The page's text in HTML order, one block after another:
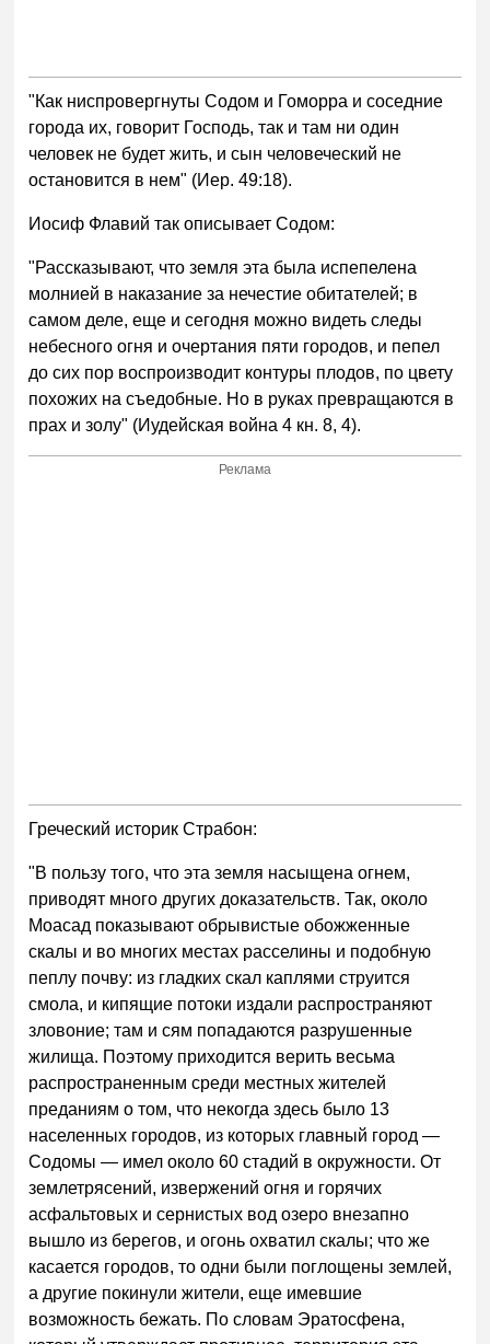
"Как ниспровергнуты Содом и Гоморра и соседние
города их, говорит Господь, так и там ни один
человек не будет жить, и сын человеческий не
остановится в нем" (Иер. 49:18).
Иосиф Флавий так описывает Содом:
"Рассказывают, что земля эта была испепелена
молнией в наказание за нечестие обитателей; в
самом деле, еще и сегодня можно видеть следы
небесного огня и очертания пяти городов, и пепел
до сих пор воспроизводит контуры плодов, по цвету
похожих на съедобные. Но в руках превращаются в
прах и золу" (Иудейская война 4 кн. 8, 4).
Реклама
Греческий историк Страбон:
"В пользу того, что эта земля насыщена огнем,
приводят много других доказательств. Так, около
Моасад показывают обрывистые обожженные
скалы и во многих местах расселины и подобную
пеплу почву: из гладких скал каплями струится
смола, и кипящие потоки издали распространяют
зловоние; там и сям попадаются разрушенные
жилища. Поэтому приходится верить весьма
распространенным среди местных жителей
преданиям о том, что некогда здесь было 13
населенных городов, из которых главный город —
Содомы — имел около 60 стадий в окружности. От
землетрясений, извержений огня и горячих
асфальтовых и сернистых вод озеро внезапно
вышло из берегов, и огонь охватил скалы; что же
касается городов, то одни были поглощены землей,
а другие покинули жители, еще имевшие
возможность бежать. По словам Эратосфена,